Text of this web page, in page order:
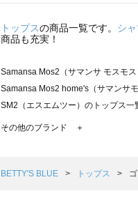
トップスの商品一覧です。 シ
商品も充実！
Samansa Mos2（サマンサ モスモ
Samansa Mos2 home's（サマンサ
SM2（エスエムツー）のトップス一
TSUHARU by Samansa Mos2（ツ
Samansa Mos2 Lagom（サマンサ
その他のブランド ＋
BETTY'S BLUE トップス